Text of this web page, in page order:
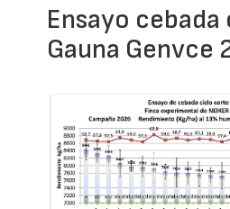
Ensayo
Gauna Genvce